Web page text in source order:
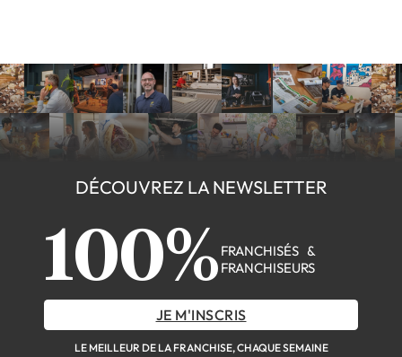
DÉCOUVREZ LA NEWSLETTER
100% FRANCHISÉS &
FRANCHISEURS
JE M'INSCRIS
LE MEILLEUR DE LA FRANCHISE, CHAQUE SEMAINE